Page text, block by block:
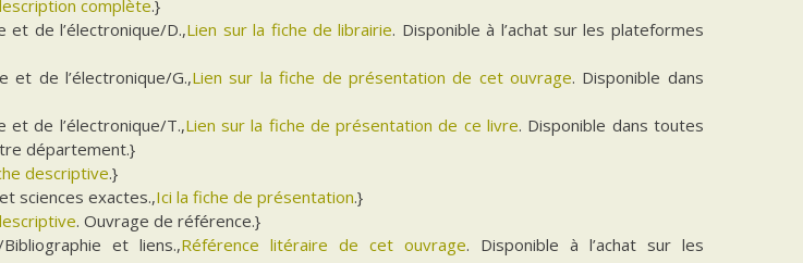
complète.}
et de l’électronique/D.,Lien sur la fiche de librairie. Disponible à l’achat sur les plateformes
et de l’électronique/G.,Lien sur la fiche de présentation de cet ouvrage. Disponible dans
et de l’électronique/T.,Lien sur la fiche de présentation de ce livre. Disponible dans toutes
département.}
descriptive.}
sciences exactes.,Ici la fiche de présentation.}
. Ouvrage de référence.}
et liens.,Référence litéraire de cet ouvrage. Disponible à l’achat sur les